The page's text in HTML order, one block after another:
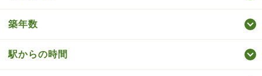
築年数
駅からの時間